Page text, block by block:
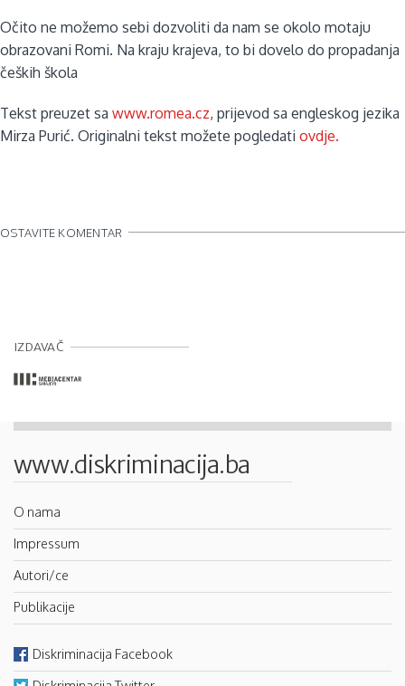
Očito ne možemo sebi dozvoliti da nam se okolo motaju
obrazovani Romi. Na kraju krajeva, to bi dovelo do propadanja
čeških škola
Tekst preuzet sa www.romea.cz, prijevod sa engleskog jezika
Mirza Purić. Originalni tekst možete pogledati ovdje.
OSTAVITE KOMENTAR
IZDAVAČ
www.diskriminacija.ba
O nama
Impressum
Autori/ce
Publikacije
Diskriminacija Facebook